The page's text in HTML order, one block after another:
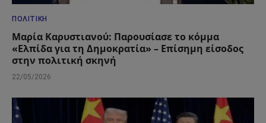
ΠΟΛΙΤΙΚΉ
Μαρία Καρυστιανού: Παρουσίασε το κόμμα
«Ελπίδα για τη Δημοκρατία» – Επίσημη είσοδος
στην πολιτική σκηνή
22/05/2026